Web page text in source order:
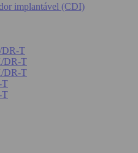
implantável (CDI)
DR-T
DR-T
DR-T
T
T